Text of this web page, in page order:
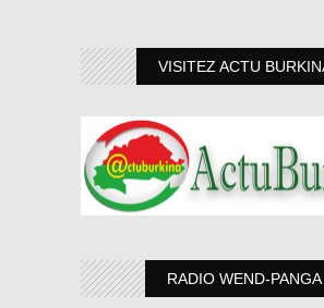
VISITEZ ACTU
RADIO WEND-PANGA